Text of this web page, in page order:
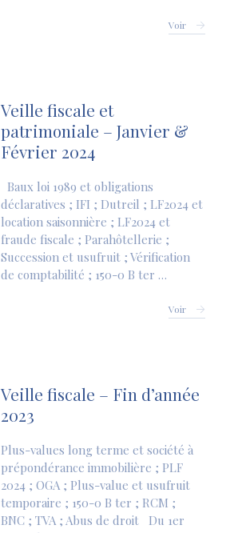
Voir
Veille fiscale et
patrimoniale – Janvier &
Février 2024
Baux loi 1989 et obligations
déclaratives ; IFI ; Dutreil ; LF2024 et
location saisonnière ; LF2024 et
fraude fiscale ; Parahôtellerie ;
Succession et usufruit ; Vérification
de comptabilité ; 150-0 B ter …
Voir
Veille fiscale – Fin d’année
2023
Plus-values long terme et société à
prépondérance immobilière ; PLF
2024 ; OGA ; Plus-value et usufruit
temporaire ; 150-0 B ter ; RCM ;
BNC ; TVA ; Abus de droit Du 1er